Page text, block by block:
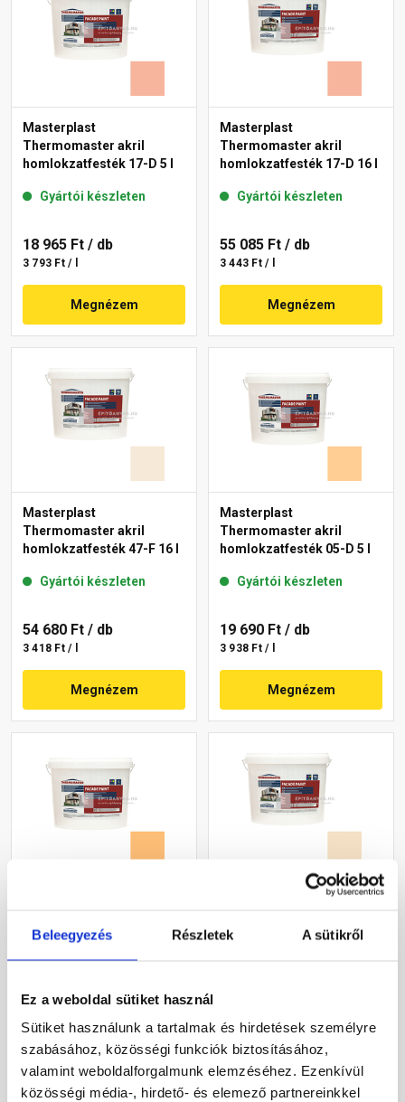
Beleegyezés Részletek A sütikről
Ez a weboldal sütiket használ
Sütiket használunk a tartalmak és hirdetések személyre
szabásához, közösségi funkciók biztosításához,
valamint weboldalforgalmunk elemzéséhez. Ezenkívül
közösségi média-, hirdető- és elemező partnereinkkel
Masterplast
Thermomaster akril
homlokzatfesték 17-D 5 l
Gyártói készleten
18 965 Ft / db
3 793 Ft / l
Megnézem
Masterplast
Thermomaster akril
homlokzatfesték 17-D 16 l
Gyártói készleten
55 085 Ft / db
3 443 Ft / l
Megnézem
Masterplast
Thermomaster akril
homlokzatfesték 47-F 16 l
Gyártói készleten
54 680 Ft / db
3 418 Ft / l
Megnézem
Masterplast
Thermomaster akril
homlokzatfesték 05-D 5 l
Gyártói készleten
19 690 Ft / db
3 938 Ft / l
Megnézem
homlokzatfesték 05-C 5 l
4 475 Ft / l
Megnézem
homlokzatfesték 48-E 16 l
3 430 Ft / l
Megnézem